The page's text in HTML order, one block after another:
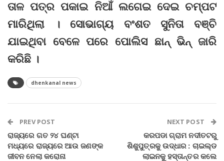
ତାଳ ପତ୍ର ପକାଇ ନିଆଁ ଲଗେଇ ଦେଇ ଚମ୍ପଟ
ମାରିଥିଲା । ସୋଭାଗ୍ୟ ବଂଶତ ସୁନିତା ବଞ୍ଚି
ଯାଇଥିବା ବେଳେ ପରେ ପୋଲିସ ଛାନ୍‌ ଭିନ୍‌ ଜାରି
କରିଛି ।
dhenkanal news
PREV POST
ରାଜ୍ୟରେ ଗତ ୨୪ ଘଣ୍ଟା
ମଧ୍ୟରେ ରାଜ୍ୟରେ ଆଉ ଜଣଙ୍କ
ଜୀବନ ନେଲା କରୋନା
NEXT POST
କରପଡା ଗ୍ରାମ ନଦୀତଟରୁ
ଶିଶୁପୁତ୍ରକୁ ଉଦ୍ଧାର : ଚାଇଲ୍ଡ
ଲାଇନକୁ ହସ୍ତାନ୍ତର କଲେ